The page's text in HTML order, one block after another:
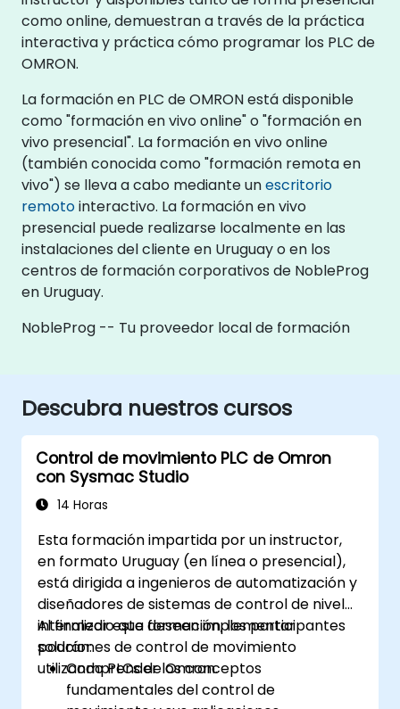
como online, demuestran a través de la práctica
interactiva y práctica cómo programar los PLC de
OMRON.
La formación en PLC de OMRON está disponible
como "formación en vivo online" o "formación en
vivo presencial". La formación en vivo online
(también conocida como "formación remota en
vivo") se lleva a cabo mediante unescritorio
remotointeractivo. La formación en vivo
presencial puede realizarse localmente en las
instalaciones del cliente en Uruguay o en los
centros de formación corporativos de NobleProg
en Uruguay.
NobleProg -- Tu proveedor local de formación
Descubra nuestros cursos
Control de movimiento PLC de Omron
con Sysmac Studio
14 Horas
Esta formación impartida por un instructor,
en formato Uruguay (en línea o presencial),
está dirigida a ingenieros de automatización y
diseñadores de sistemas de control de nivel
intermedio que deseen implementar
soluciones de control de movimiento
utilizando PLCs de Omron.
Al finalizar esta formación, los participantes
podrán:
Comprender los conceptos
fundamentales del control de